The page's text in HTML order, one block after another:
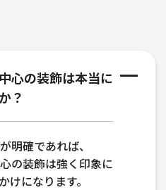
心の装飾は本当に
？
明確であれば、
の装飾は強く印象に
けになります。